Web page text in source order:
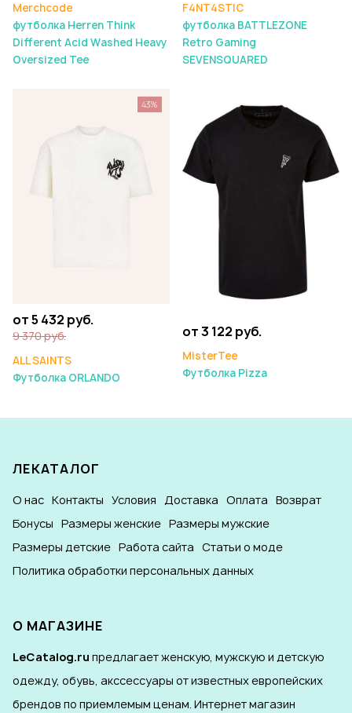
Merchcode
футболка Herren Think
Different Acid Washed Heavy
Oversized Tee
F4NT4STIC
футболка BATTLEZONE
Retro Gaming
SEVENSQUARED
от 5 432 руб.
9 370 руб.
ALL SAINTS
Футболка ORLANDO
43%
от 3 122 руб.
MisterTee
Футболка Pizza
ЛЕКАТАЛОГ
О нас Контакты Условия Доставка Оплата Возврат
Бонусы Размеры женские Размеры мужские
Размеры детские Работа сайта Статьи о моде
Политика обработки персональных данных
О МАГАЗИНЕ
LeCatalog.ru предлагает женскую, мужскую и детскую
одежду, обувь, акссессуары от известных европейских
брендов по приемлемым ценам. Интернет магазин